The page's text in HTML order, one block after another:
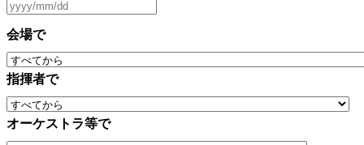
会場で
指揮者で
オーケストラ等で